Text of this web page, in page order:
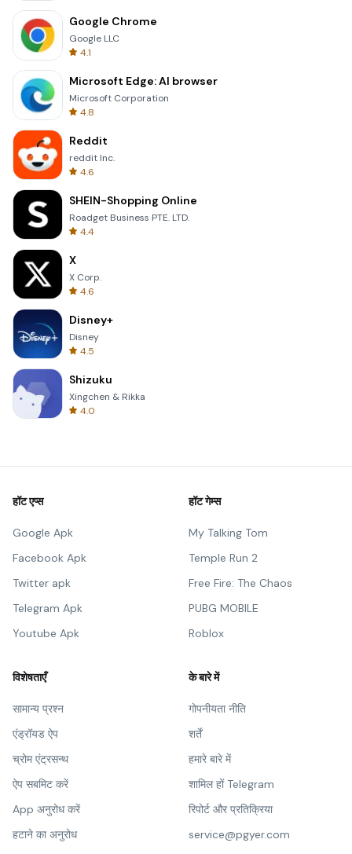
Google Chrome
Google LLC
4.1
Microsoft Edge: AI browser
Microsoft Corporation
4.8
Reddit
reddit Inc.
4.6
SHEIN-Shopping Online
Roadget Business PTE. LTD.
4.4
X
X Corp.
4.6
Disney+
Disney
4.5
Shizuku
Xingchen & Rikka
4.0
हॉट एप्स
Google Apk
Facebook Apk
Twitter apk
Telegram Apk
Youtube Apk
हॉट गेम्स
My Talking Tom
Temple Run 2
Free Fire: The Chaos
PUBG MOBILE
Roblox
विशेषताएँ
सामान्य प्रश्न
एंड्रॉयड ऐप
च्रोम एंट्रसन्थ
ऐप सबमिट करें
App अनुरोध करें
हटाने का अनुरोध
के बारे में
गोपनीयता नीति
शर्तें
हमारे बारे में
शामिल हों Telegram
रिपोर्ट और प्रतिक्रिया
service@pgyer.com